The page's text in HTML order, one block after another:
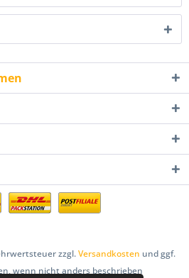
zzgl.Versandkosten und ggf.
wenn nicht anders beschrieben